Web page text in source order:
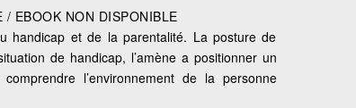
/ EBOOK NON DISPONIBLE
handicap et de la parentalité. La posture de
de handicap, l’amène a positionner un
l’environnement de la personne